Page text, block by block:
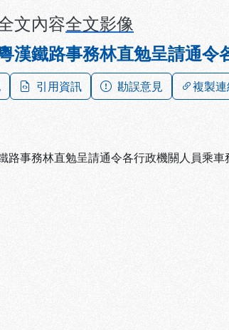
文內容全文影像
漢鐵路事務林直勉呈請通令
引用資訊 勘誤意見 複製
路事務林直勉呈請通令各行政機關人員乘車